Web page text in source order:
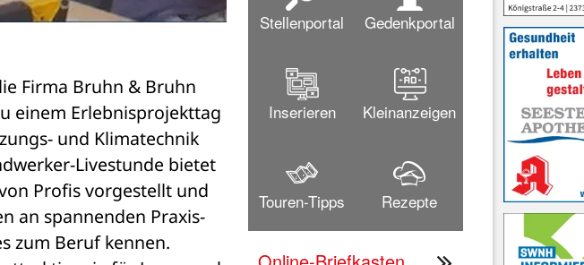
Firma Bruhn & Bruhn
einem Erlebnisprojekttag
und Klimatechnik
Livestunde bietet
Profis vorgestellt und
an spannenden Praxis-
zum Beruf kennen.
Stellenportal Gedenkportal
Inserieren Kleinanzeigen
Touren-Tipps Rezepte